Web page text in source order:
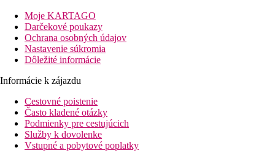
Popis izby
JSST (junior suita):kúpeľňa/WC (sušič vlasov), klimatizácia,
TV/sat., WiFi, telefón, trezor, stropný vetrák, žehlička a žehliaca
doska, kávovar, minibar, balkón alebo terasa
Informácie o hoteli
Živá hudba, animačné programy RIU, diskotéka.
Stravovanie
Viz program All inclusive.
Moje KARTAGO
Darčekové poukazy
Ochrana osobných údajov
Nastavenie súkromia
Dôležité informácie
Informácie k zájazdu
Cestovné poistenie
Často kladené otázky
Podmienky pre cestujúcich
Služby k dovolenke
Vstupné a pobytové poplatky